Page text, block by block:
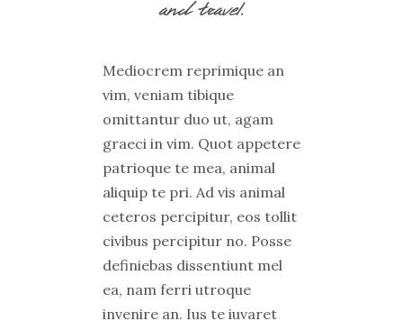
Mediocrem reprimique an
vim, veniam tibique
omittantur duo ut, agam
graeci in vim. Quot appetere
patrioque te mea, animal
aliquip te pri. Ad vis animal
ceteros percipitur, eos tollit
civibus percipitur no. Posse
definiebas dissentiunt mel
ea, nam ferri utroque
invenire an. Ius te iuvaret